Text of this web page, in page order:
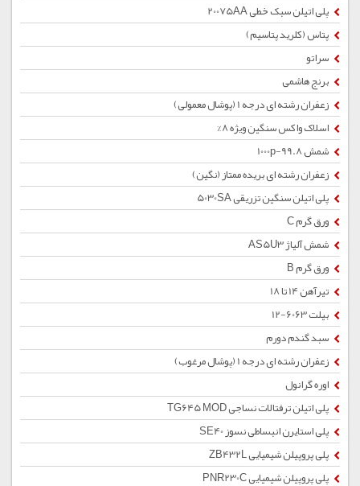
پلی اتیلن سبک خطی 20075AA
پتاس (کلرید پتاسیم)
سراتو
برنج هاشمی
زعفران رشته ای درجه 1 (پوشال معمولی)
اسلاک واکس سنگین ویژه 8%
شمش 1000p-99.8
زعفران رشته ای بریده ممتاز (نگین)
پلی اتیلن سنگین تزریقی 5030SA
ورق گرم C
شمش آلیاژ AS5U3
ورق گرم B
تیرآهن 14 تا 18
بیلت 6063-12
سبد گندم دورم
زعفران رشته ای درجه 1 (پوشال مرغوب)
اوره گرانول
پلی اتیلن ترفتالات نساجی TG645 MOD
پلی استایرن انبساطی نسوز SE40
پلی پروپیلن شیمیایی ZB432L
پلی پروپیلن شیمیایی PNR230C